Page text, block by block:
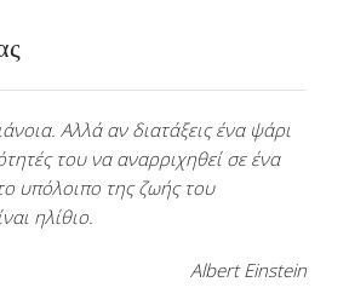
Αλλά αν διατάξεις ένα ψάρι
του να αναρριχηθεί σε ένα
υπόλοιπο της ζωής του
ηλίθιο.
Albert Einstein